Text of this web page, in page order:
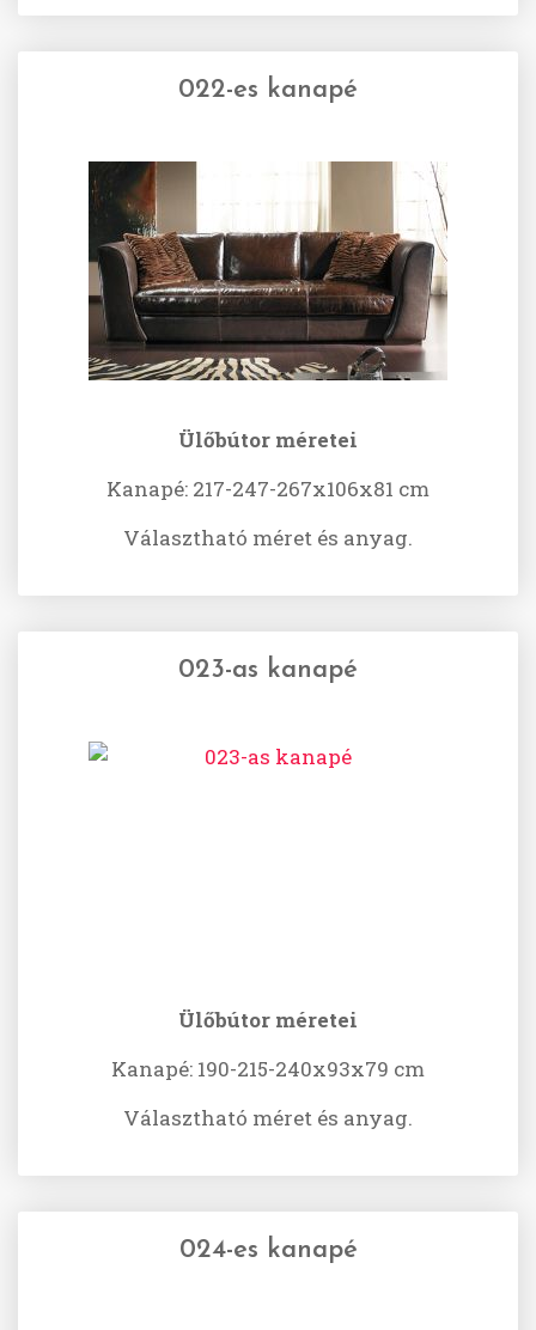
022-es kanapé
Ülőbútor méretei
Kanapé: 217-247-267x106x81 cm
Választható méret és anyag.
023-as kanapé
Ülőbútor méretei
Kanapé: 190-215-240x93x79 cm
Választható méret és anyag.
024-es kanapé